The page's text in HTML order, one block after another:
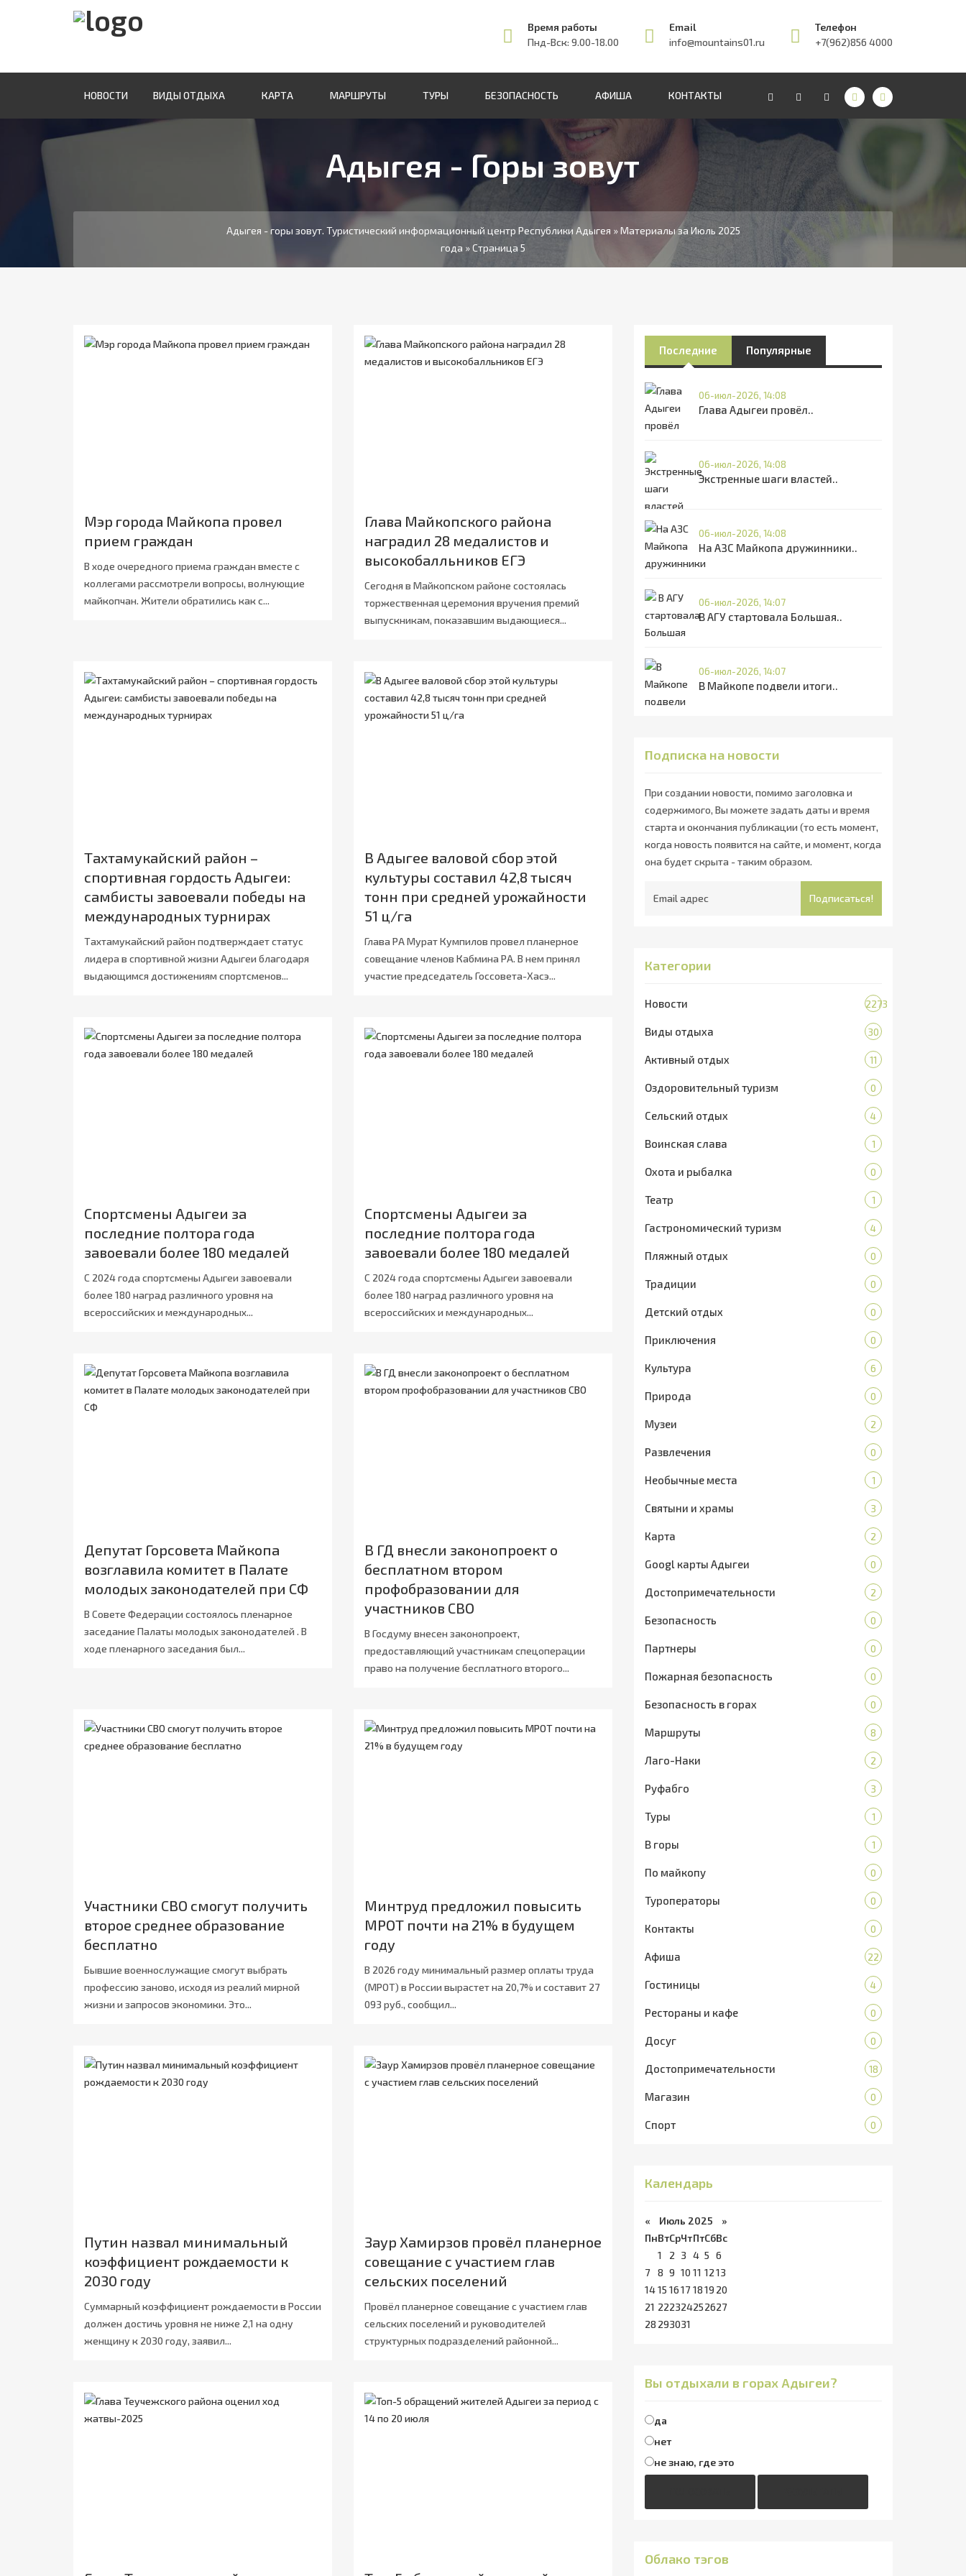
Время работы
Пнд-Вск: 9.00-18.00
Email
info@mountains01.ru
Телефон
+7(962)856 4000
НОВОСТИ ВИДЫ ОТДЫХА КАРТА МАРШРУТЫ ТУРЫ БЕЗОПАСНОСТЬ АФИША КОНТАКТЫ
Адыгея - Горы зовут
Адыгея - горы зовут. Туристический информационный центр Республики Адыгея » Материалы за Июль 2025
года » Страница 5
Мэр города Майкопа провел
прием граждан
В ходе очередного приема граждан вместе с
коллегами рассмотрели вопросы, волнующие
майкопчан. Жители обратились как с...
Глава Майкопского района
наградил 28 медалистов и
высокобалльников ЕГЭ
Сегодня в Майкопском районе состоялась
торжественная церемония вручения премий
выпускникам, показавшим выдающиеся...
Тахтамукайский район –
спортивная гордость Адыгеи:
самбисты завоевали победы на
международных турнирах
Тахтамукайский район подтверждает статус
лидера в спортивной жизни Адыгеи благодаря
выдающимся достижениям спортсменов...
В Адыгее валовой сбор этой
культуры составил 42,8 тысяч
тонн при средней урожайности
51 ц/га
Глава РА Мурат Кумпилов провел планерное
совещание членов Кабмина РА. В нем принял
участие председатель Госсовета-Хасэ...
Спортсмены Адыгеи за
последние полтора года
завоевали более 180 медалей
С 2024 года спортсмены Адыгеи завоевали
более 180 наград различного уровня на
всероссийских и международных...
Спортсмены Адыгеи за
последние полтора года
завоевали более 180 медалей
С 2024 года спортсмены Адыгеи завоевали
более 180 наград различного уровня на
всероссийских и международных...
Депутат Горсовета Майкопа
возглавила комитет в Палате
молодых законодателей при СФ
В Совете Федерации состоялось пленарное
заседание Палаты молодых законодателей . В
ходе пленарного заседания был...
В ГД внесли законопроект о
бесплатном втором
профобразовании для
участников СВО
В Госдуму внесен законопроект,
предоставляющий участникам спецоперации
право на получение бесплатного второго...
Участники СВО смогут получить
второе среднее образование
бесплатно
Бывшие военнослужащие смогут выбрать
профессию заново, исходя из реалий мирной
жизни и запросов экономики. Это...
Минтруд предложил повысить
МРОТ почти на 21% в будущем
году
В 2026 году минимальный размер оплаты труда
(МРОТ) в России вырастет на 20,7% и составит 27
093 руб., сообщил...
Путин назвал минимальный
коэффициент рождаемости к
2030 году
Суммарный коэффициент рождаемости в России
должен достичь уровня не ниже 2,1 на одну
женщину к 2030 году, заявил...
Заур Хамирзов провёл планерное
совещание с участием глав
сельских поселений
Провёл планерное совещание с участием глав
сельских поселений и руководителей
структурных подразделений районной...
Последние Популярные
06-июл-2026, 14:08
Глава Адыгеи провёл..
06-июл-2026, 14:08
Экстренные шаги властей..
06-июл-2026, 14:08
На АЗС Майкопа дружинники..
06-июл-2026, 14:07
В АГУ стартовала Большая..
06-июл-2026, 14:07
В Майкопе подвели итоги..
Подписка на новости
При создании новости, помимо заголовка и
содержимого, Вы можете задать даты и время
старта и окончания публикации (то есть момент,
когда новость появится на сайте, и момент, когда
она будет скрыта - таким образом.
Подписаться!
Категории
Новости 2273
Виды отдыха 30
Активный отдых 11
Оздоровительный туризм 0
Сельский отдых 4
Воинская слава 1
Охота и рыбалка 0
Театр 1
Гастрономический туризм 4
Пляжный отдых 0
Традиции 0
Детский отдых 0
Приключения 0
Культура 6
Природа 0
Музеи 2
Развлечения 0
Необычные места 1
Святыни и храмы 3
Карта 2
Googl карты Адыгеи 0
Достопримечательности 2
Безопасность 0
Партнеры 0
Пожарная безопасность 0
Безопасность в горах 0
Маршруты 8
Лаго-Наки 2
Руфабго 3
Туры 1
В горы 1
По майкопу 0
Туроператоры 0
Контакты 0
Афиша 22
Гостиницы 4
Рестораны и кафе 0
Досуг 0
Достопримечательности 18
Магазин 0
Спорт 0
Календарь
« Июль 2025 »
ПнВтСрЧтПтСбВс
1
2 3 4 5 6
7
8 9 10 11 1213
1415 1617 1819 20
21 222324252627
28 293031
Вы отдыхали в горах Адыгеи?
да
нет
не знаю, где это
Облако тэгов